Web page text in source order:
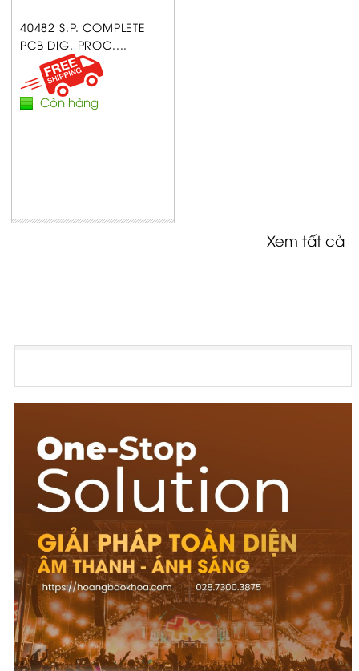
40482 S.P. COMPLETE
PCB DIG. PROC....
Còn hàng
Xem tất cả